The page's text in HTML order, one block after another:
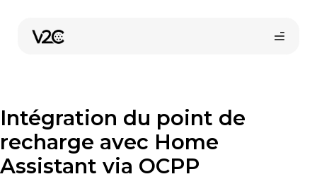
contenu
Intégration du point de
recharge avec Home
Assistant via OCPP